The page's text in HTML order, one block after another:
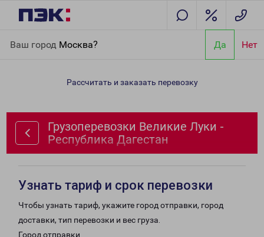
Ваш город Москва? Да Нет
Республика Дагестан
Рассчитать и заказать перевозку
Грузоперевозки Великие Луки -
Республика Дагестан
Узнать тариф и срок перевозки
Чтобы узнать тариф, укажите город отправки, город
доставки, тип перевозки и вес груза.
Город отправки